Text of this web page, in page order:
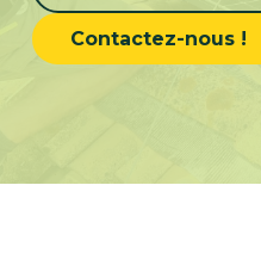
Contactez-nous !